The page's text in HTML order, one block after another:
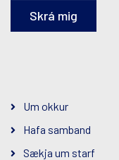
Skrá mig
Um okkur
Hafa samband
Sækja um starf